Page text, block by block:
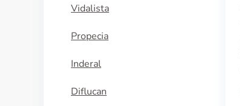
Vidalista
Propecia
Inderal
Diflucan